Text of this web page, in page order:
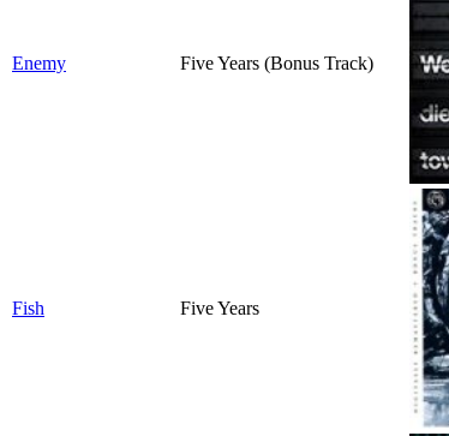
Enemy Five Years (Bonus Track)
Fish Five Years